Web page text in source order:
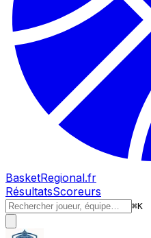
BasketRegional.fr
RésultatsScoreurs
⌘K